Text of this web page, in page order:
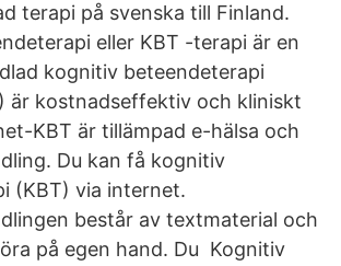
terapi på svenska till Finland.
eller KBT -terapi är en
kognitiv beteendeterapi
är kostnadseffektiv och kliniskt
KBT är tillämpad e-hälsa och
Du kan få kognitiv
(KBT) via internet.
består av textmaterial och
på egen hand. Du Kognitiv